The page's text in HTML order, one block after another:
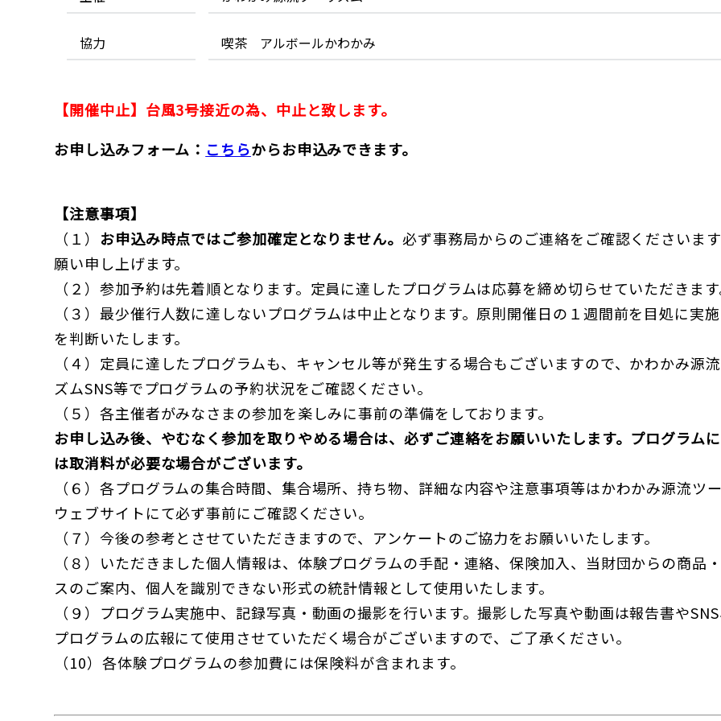
協力 喫茶 アルボールかわかみ
【開催中止】台風3号接近の為、中止と致します。
お申し込みフォーム： こちらからお申込みできます。
【注意事項】
（１） お申込み時点ではご参加確定となりません。 必ず事務局からのご連絡をご確認くださいま
願い申し上げます。
（２）参加予約は先着順となります。定員に達したプログラムは応募を締め切らせていただきます
（３）最少催行人数に達しないプログラムは中止となります。原則開催日の１週間前を目処に実
を判断いたします。
（４）定員に達したプログラムも、キャンセル等が発生する場合もございますので、かわかみ源
ズムSNS等でプログラムの予約状況をご確認ください。
（５）各主催者がみなさまの参加を楽しみに事前の準備をしております。
お申し込み後、やむなく参加を取りやめる場合は、必ずご連絡をお願いいたします。プログラム
は取消料が必要な場合がございます。
（６）各プログラムの集合時間、集合場所、持ち物、詳細な内容や注意事項等はかわかみ源流ツ
ウェブサイトにて必ず事前にご確認ください。
（７）今後の参考とさせていただきますので、アンケートのご協力をお願いいたします。
（８）いただきました個人情報は、体験プログラムの手配・連絡、保険加入、当財団からの商品
スのご案内、個人を識別できない形式の統計情報として使用いたします。
（９）プログラム実施中、記録写真・動画の撮影を行います。撮影した写真や動画は報告書や
プログラムの広報にて使用させていただく場合がございますので、ご了承ください。
（10）各体験プログラムの参加費には保険料が含まれます。